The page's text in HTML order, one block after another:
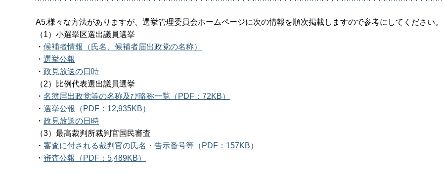
A5.様々な方法がありますが、選挙管理委員会ホームページに次の情報を順次掲載しますので参考にしてください。
（1）小選挙区選出議員選挙
・ 候補者情報（氏名、候補者届出政党の名称）
・ 選挙公報
・ 政見放送の日時
（2）比例代表選出議員選挙
・ 名簿届出政党等の名称及び略称一覧（PDF：72KB）
・ 選挙公報（PDF：12,935KB）
・ 政見放送の日時
（3）最高裁判所裁判官国民審査
・ 審査に付される裁判官の氏名・告示番号等（PDF：157KB）
・ 審査公報（PDF：5,489KB）